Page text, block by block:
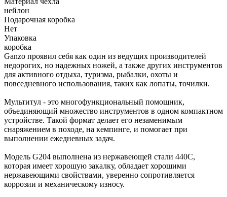
нейлон
Подарочная коробка
Нет
Упаковка
коробка
Ganzo проявил себя как один из ведущих производителей
недорогих, но надежных ножей, а также других инструментов
для активного отдыха, туризма, рыбалки, охоты и
повседневного использования, таких как лопаты, точилки.
Мультитул - это многофункциональный помощник,
объединяющий множество инструментов в одном компактном
устройстве. Такой формат делает его незаменимым
снаряжением в походе, на кемпинге, и помогает при
выполнении ежедневных задач.
Модель G204 выполнена из нержавеющей стали 440С,
которая имеет хорошую закалку, обладает хорошими
нержавеющими свойствами, уверенно сопротивляется
коррозии и механическому износу.